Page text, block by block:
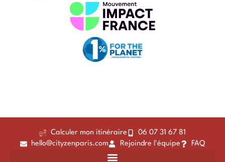
Calculer mon itinéraire
06 07 31 67 81
hello@cityzenparis.com
Rejoindre l'équipe FAQ